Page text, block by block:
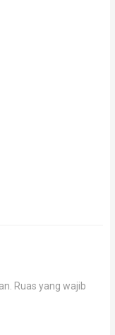
Ruas yang wajib